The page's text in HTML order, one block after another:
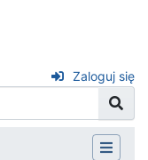
Zaloguj się